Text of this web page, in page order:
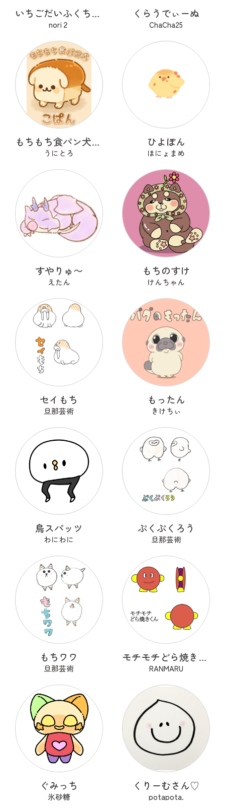
いちごだいふくちゃん
nori２
くらうでぃーぬ
ChaCha25
もちもち食パン犬 こぱん
うにとろ
ひよぽん
ほにょまめ
すやりゅ〜
えたん
もちのすけ
けんちゃん
セイもち
旦那芸術
もったん
きけちぃ
鳥スパッツ
わにわに
ぷくぷくろう
旦那芸術
もちワワ
旦那芸術
モチモチどら焼きくん
RANMARU
ぐみっち
氷砂糖
くりーむさん♡
potapota.